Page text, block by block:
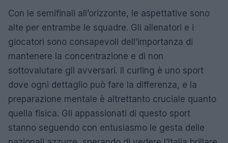
Con le semifinali all’orizzonte, le aspettative sono
alte per entrambe le squadre. Gli allenatori e i
giocatori sono consapevoli dell’importanza di
mantenere la concentrazione e di non
sottovalutare gli avversari. Il curling è uno sport
dove ogni dettaglio può fare la differenza, e la
preparazione mentale è altrettanto cruciale quanto
quella fisica. Gli appassionati di questo sport
stanno seguendo con entusiasmo le gesta delle